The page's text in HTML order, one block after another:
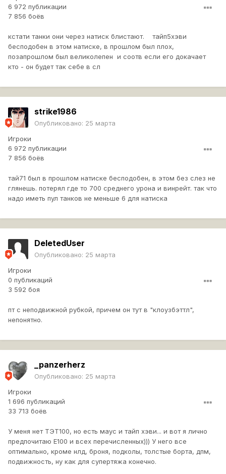
6 972 публикации
7 856 боёв
кстати танки они через натиск блистают. тайп5хэви
бесподобен в этом натиске, в прошлом был плох,
позапрошлом был великолепен и соотв если его докачает
кто - он будет так себе в сл
strike1986
Опубликовано: 25 марта
Игроки
6 972 публикации
7 856 боёв
тай71 был в прошлом натиске бесподобен, в этом без слез не
глянешь. потерял где то 700 среднего урона и винрейт. так что
надо иметь пул танков не меньше 6 для натиска
DeletedUser
Опубликовано: 25 марта
Игроки
0 публикаций
3 592 боя
пт с неподвижной рубкой, причем он тут в "клоузбэттл",
непонятно.
_panzerherz
Опубликовано: 25 марта
Игроки
1 696 публикаций
33 713 боёв
У меня нет ТЭТ100, но есть маус и тайп хэви... и вот я лично
предпочитаю Е100 и всех перечисленных))) У него все
оптимально, кроме нлд, броня, подколы, толстые борта, дпм,
подвижность, ну как для супертяжа конечно.